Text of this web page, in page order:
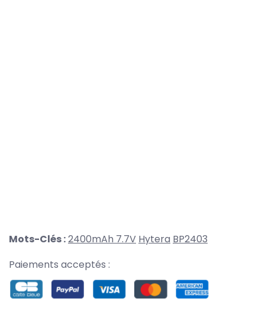
Mots-Clés :2400mAh 7.7V Hytera BP2403
Paiements acceptés :